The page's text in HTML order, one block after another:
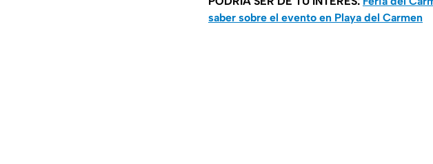
saber sobre el evento en Playa del Carmen